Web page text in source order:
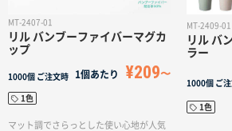
MT-2407-01
リル バンブーファイバーマグカ
ップ
1000個 ご注文時 1個あたり ¥209
1色
マット調でさらっとした使い心地が人気
MT-2409-01
リル バ
ラー
1000個 ご
1色